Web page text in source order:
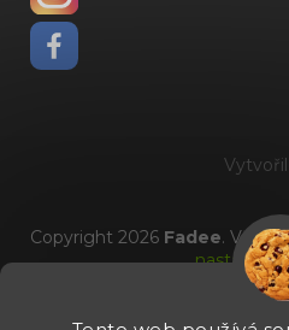
Copyright 2026 Fadee.
nastavení